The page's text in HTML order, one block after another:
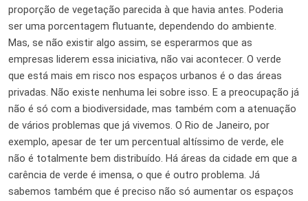
proporção de vegetação parecida à que havia antes. Poderia
ser uma porcentagem flutuante, dependendo do ambiente.
Mas, se não existir algo assim, se esperarmos que as
empresas liderem essa iniciativa, não vai acontecer. O verde
que está mais em risco nos espaços urbanos é o das áreas
privadas. Não existe nenhuma lei sobre isso. E a preocupação já
não é só com a biodiversidade, mas também com a atenuação
de vários problemas que já vivemos. O Rio de Janeiro, por
exemplo, apesar de ter um percentual altíssimo de verde, ele
não é totalmente bem distribuído. Há áreas da cidade em que a
carência de verde é imensa, o que é outro problema. Já
sabemos também que é preciso não só aumentar os espaços